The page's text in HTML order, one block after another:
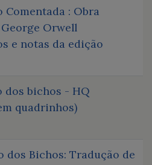
Comentada : Obra
Orwell
e notas da edição
dos bichos - HQ
quadrinhos)
dos Bichos: Tradução de